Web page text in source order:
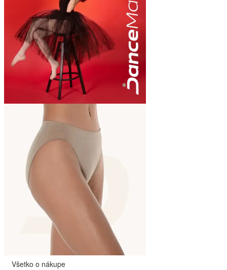
Všetko o nákupe